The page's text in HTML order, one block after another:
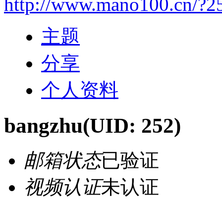
主题
分享
个人资料
bangzhu(UID: 252)
邮箱状态已验证
视频认证未认证